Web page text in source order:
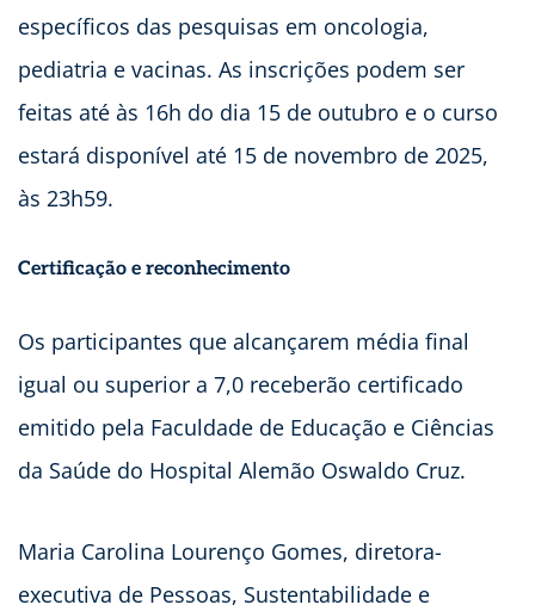
específicos das pesquisas em oncologia,
pediatria e vacinas. As inscrições podem ser
feitas até às 16h do dia 15 de outubro e o curso
estará disponível até 15 de novembro de 2025,
às 23h59.
Certificação e reconhecimento
Os participantes que alcançarem média final
igual ou superior a 7,0 receberão certificado
emitido pela Faculdade de Educação e Ciências
da Saúde do Hospital Alemão Oswaldo Cruz.
Maria Carolina Lourenço Gomes, diretora-
executiva de Pessoas, Sustentabilidade e